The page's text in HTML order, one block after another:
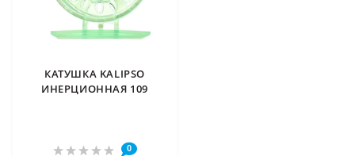
КАТУШКА KALIPSO
ИНЕРЦИОННАЯ 109
0